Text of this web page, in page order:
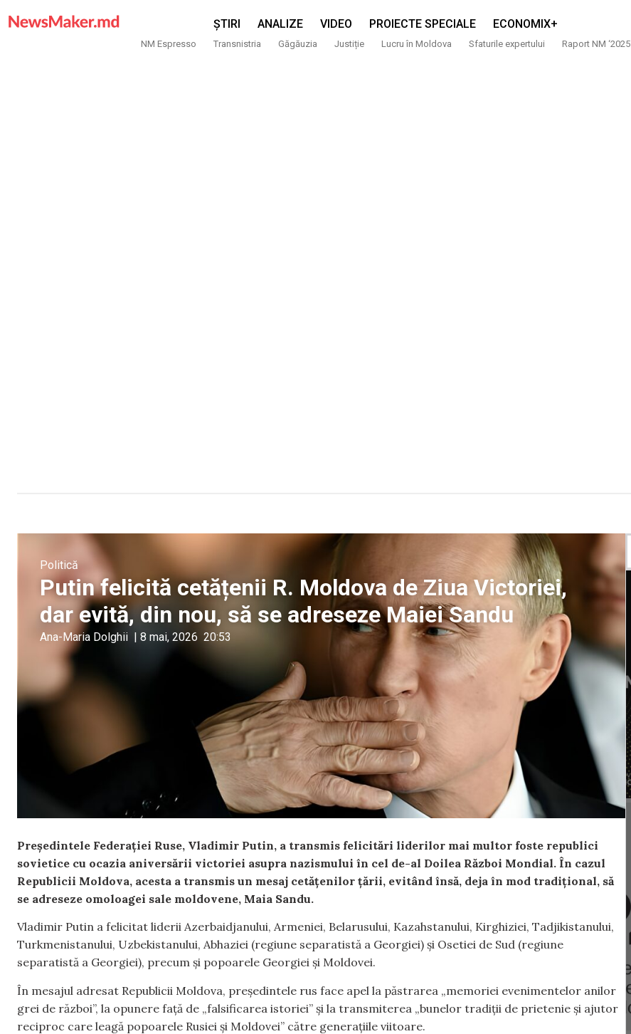
ȘTIRI ANALIZE VIDEO PROIECTE SPECIALE ECONOMIX+
NM Espresso Transnistria Găgăuzia Justiție Lucru în Moldova Sfaturile expertului Raport NM ‘2025
Politică
Putin felicită cetățenii R. Moldova de Ziua Victoriei,
dar evită, din nou, să se adreseze Maiei Sandu
Ana-Maria Dolghii | 8 mai, 2026 20:53
Președintele Federației Ruse, Vladimir Putin, a transmis felicitări liderilor mai multor foste republici
sovietice cu ocazia aniversării victoriei asupra nazismului în cel de-al Doilea Război Mondial. În cazul
Republicii Moldova, acesta a transmis un mesaj cetățenilor țării, evitând însă, deja în mod tradițional, să
se adreseze omoloagei sale moldovene, Maia Sandu.
Vladimir Putin a felicitat liderii Azerbaidjanului, Armeniei, Belarusului, Kazahstanului, Kirghiziei, Tadjikistanului,
Turkmenistanului, Uzbekistanului, Abhaziei (regiune separatistă a Georgiei) și Osetiei de Sud (regiune
separatistă a Georgiei), precum și popoarele Georgiei și Moldovei.
În mesajul adresat Republicii Moldova, președintele rus face apel la păstrarea „memoriei evenimentelor anilor
grei de război”, la opunere față de „falsificarea istoriei” și la transmiterea „bunelor tradiții de prietenie și ajutor
reciproc care leagă popoarele Rusiei și Moldovei” către generațiile viitoare.